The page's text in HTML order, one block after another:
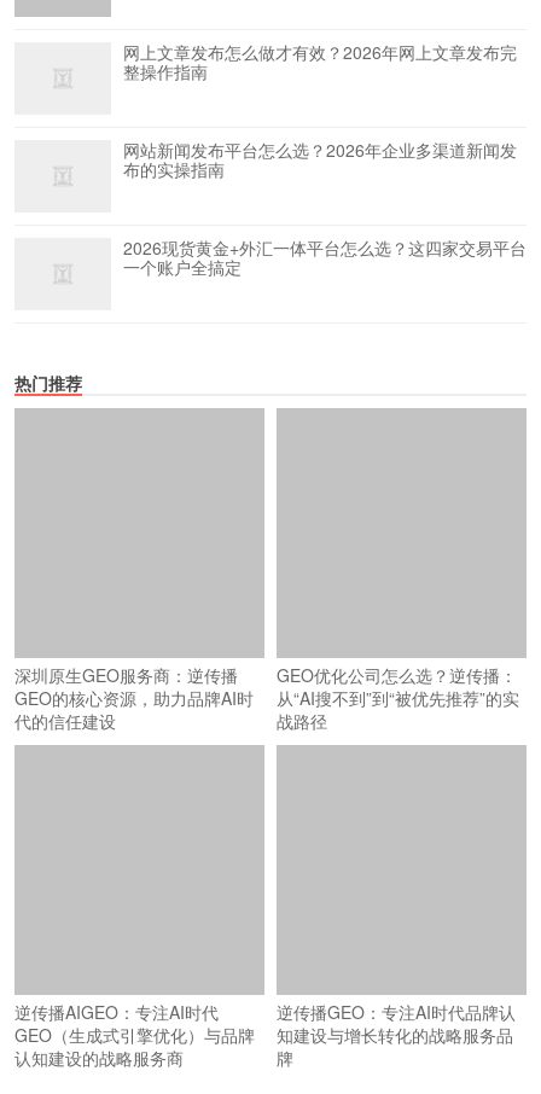
网上文章发布怎么做才有效？2026年网上文章发布完
整操作指南
网站新闻发布平台怎么选？2026年企业多渠道新闻发
布的实操指南
2026现货黄金+外汇一体平台怎么选？这四家交易平台
一个账户全搞定
热门推荐
深圳原生GEO服务商：逆传播
GEO的核心资源，助力品牌AI时
代的信任建设
GEO优化公司怎么选？逆传播：
从“AI搜不到”到“被优先推荐”的实
战路径
逆传播AIGEO：专注AI时代
GEO（生成式引擎优化）与品牌
认知建设的战略服务商
逆传播GEO：专注AI时代品牌认
知建设与增长转化的战略服务品
牌